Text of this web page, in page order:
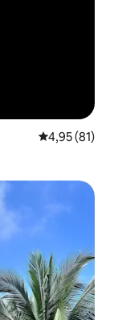
Évaluation
4,95 (81)